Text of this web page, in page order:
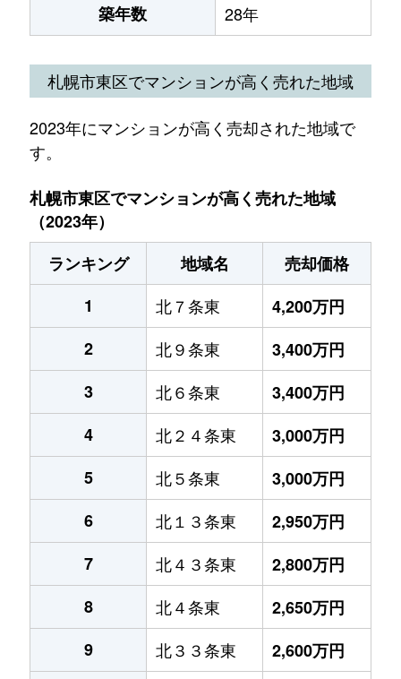
築年数 28年
札幌市東区でマンションが高く売れた地域
2023年にマンションが高く売却された地域で
す。
札幌市東区でマンションが高く売れた地域
（2023年）
ランキング
地域名
売却価格
1
北７条東
4,200万円
2
北９条東
3,400万円
3
北６条東
3,400万円
4
北２４条東
3,000万円
5
北５条東
3,000万円
6
北１３条東
2,950万円
7
北４３条東
2,800万円
8
北４条東
2,650万円
9
北３３条東
2,600万円